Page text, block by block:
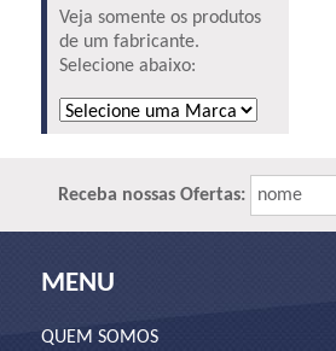
Veja somente os produtos
de um fabricante.
Selecione abaixo:
Receba nossas Ofertas: nome
MENU
QUEM SOMOS